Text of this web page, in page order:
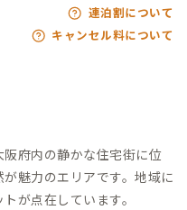
連泊割について
キャンセル料について
府内の静かな住宅街に位
魅力のエリアです。地域に
が点在しています。